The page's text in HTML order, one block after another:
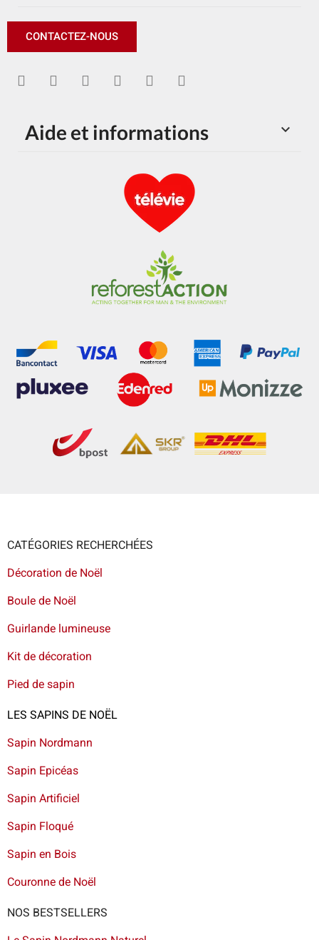
CONTACTEZ-NOUS

Aide et informations
CATÉGORIES RECHERCHÉES
Décoration de Noël
Boule de Noël
Guirlande lumineuse
Kit de décoration
Pied de sapin
LES SAPINS DE NOËL
Sapin Nordmann
Sapin Epicéas
Sapin Artificiel
Sapin Floqué
Sapin en Bois
Couronne de Noël
NOS BESTSELLERS